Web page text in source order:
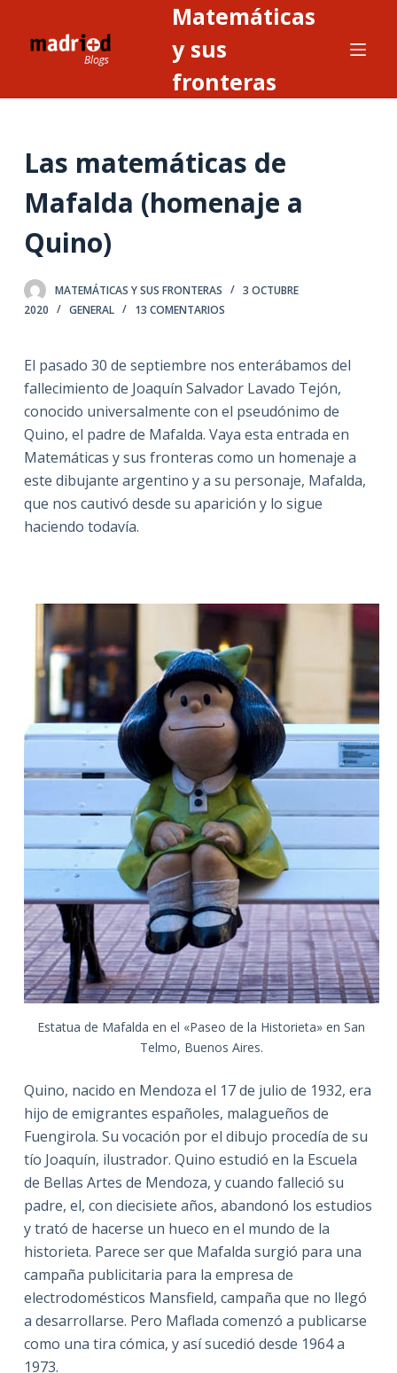
n
e
n
d
o
Matemáticas
y sus
fronteras
Las matemáticas de
Mafalda (homenaje a
Quino)
MATEMÁTICAS Y SUS FRONTERAS
3 OCTUBRE
2020
GENERAL 13 COMENTARIOS
El pasado 30 de septiembre nos enterábamos del
fallecimiento de Joaquín Salvador Lavado Tejón,
conocido universalmente con el pseudónimo de
Quino, el padre de Mafalda. Vaya esta entrada en
Matemáticas y sus fronteras como un homenaje a
este dibujante argentino y a su personaje, Mafalda,
que nos cautivó desde su aparición y lo sigue
haciendo todavía.
Estatua de Mafalda en el «Paseo de la Historieta» en San
Telmo, Buenos Aires.
Quino, nacido en Mendoza el 17 de julio de 1932, era
hijo de emigrantes españoles, malagueños de
Fuengirola. Su vocación por el dibujo procedía de su
tío Joaquín, ilustrador. Quino estudió en la Escuela
de Bellas Artes de Mendoza, y cuando falleció su
padre, el, con diecisiete años, abandonó los estudios
y trató de hacerse un hueco en el mundo de la
historieta. Parece ser que Mafalda surgió para una
campaña publicitaria para la empresa de
electrodomésticos Mansfield, campaña que no llegó
a desarrollarse. Pero Maflada comenzó a publicarse
como una tira cómica, y así sucedió desde 1964 a
1973.